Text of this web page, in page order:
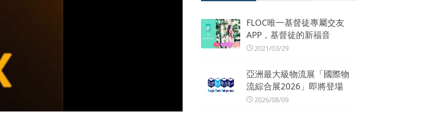
FLOC唯一基督徒專屬交友
APP，基督徒的新福音
2021/03/29
亞洲最大級物流展「國際物
流綜合展2026」即將登場
2026/08/09